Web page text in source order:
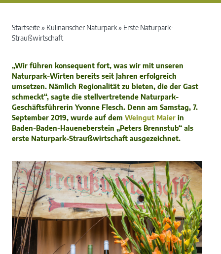
Startseite» Kulinarischer Naturpark» Erste Naturpark-
Straußwirtschaft
„Wir führen konsequent fort, was wir mit unseren
Naturpark-Wirten bereits seit Jahren erfolgreich
umsetzen. Nämlich Regionalität zu bieten, die der Gast
schmeckt“, sagte die stellvertretende Naturpark-
Geschäftsführerin Yvonne Flesch. Denn am Samstag, 7.
September 2019, wurde auf dem Weingut Maier in
Baden-Baden-Haueneberstein „Peters Brennstub“ als
erste Naturpark-Straußwirtschaft ausgezeichnet.